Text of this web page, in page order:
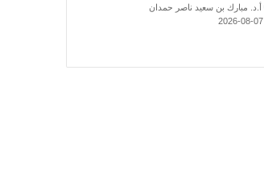
أ.د. مبارك بن سعيد ناصر حمدان
2026-08-07